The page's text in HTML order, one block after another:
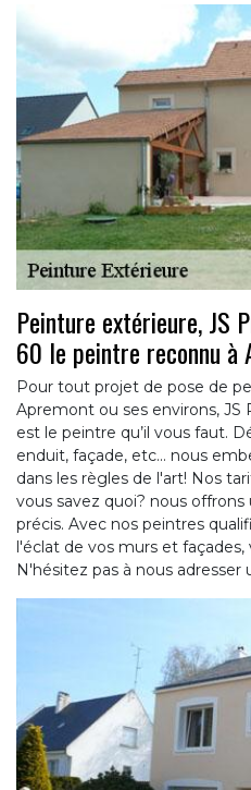
Peinture extérieure, JS
60 le peintre reconnu à
Pour tout projet de pose de
Apremont ou ses environs, JS
est le peintre qu’il vous faut.
enduit, façade, etc... nous
dans les règles de l'art! Nos
vous savez quoi? nous
précis. Avec nos peintres
l'éclat de vos murs et façades,
N'hésitez pas à nous adresser